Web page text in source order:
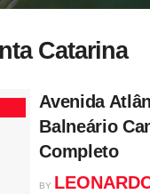
Catarina
Avenida
Balneário
Completo
BY